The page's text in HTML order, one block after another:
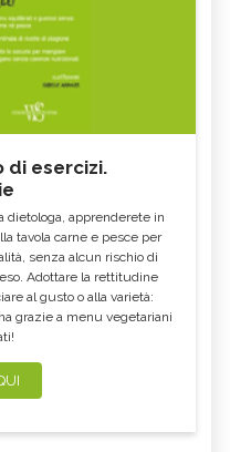
di esercizi.
dietologa, apprenderete in
tavola carne e pesce per
senza alcun rischio di
Adottare la rettitudine
al gusto o alla varietà:
grazie a menu vegetariani